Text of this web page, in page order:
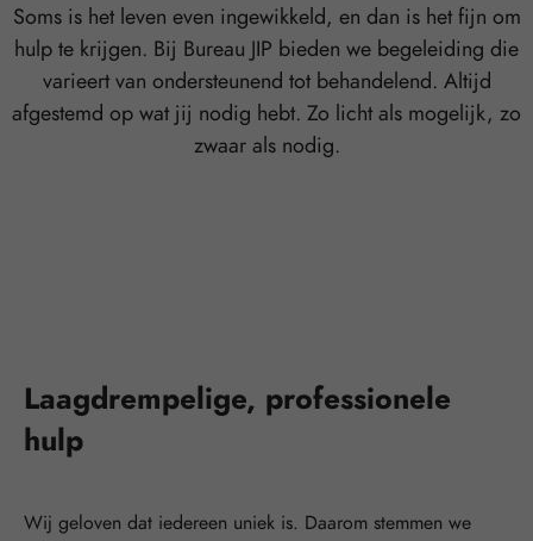
Soms is het leven even ingewikkeld, en dan is het fijn om
hulp te krijgen. Bij Bureau JIP bieden we begeleiding die
varieert van ondersteunend tot behandelend. Altijd
afgestemd op wat jij nodig hebt. Zo licht als mogelijk, zo
zwaar als nodig.
Laagdrempelige, professionele
hulp
Wij geloven dat iedereen uniek is. Daarom stemmen we